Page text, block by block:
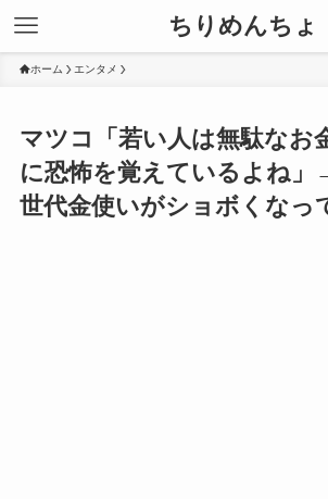
ちりめんちょ
ホーム エンタメ
マツコ「若い人は無駄なお
に恐怖を覚えているよね
世代金使いがショボくなっ